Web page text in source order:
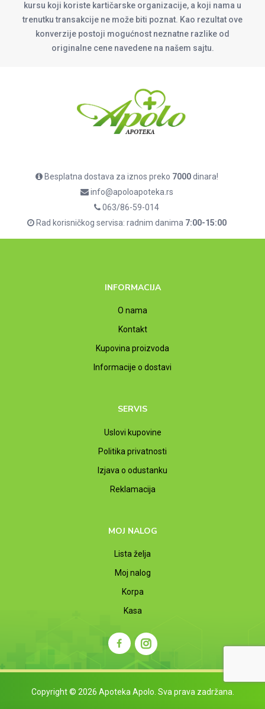
kursu koji koriste kartičarske organizacije, a koji nama u
trenutku transakcije ne može biti poznat. Kao rezultat ove
konverzije postoji mogućnost neznatne razlike od
originalne cene navedene na našem sajtu.
Besplatna dostava za iznos preko 7000dinara!
info@apoloapoteka.rs
063/86-59-014
Rad korisničkog servisa: radnim danima 7:00-15:00
INFORMACIJA
O nama
Kontakt
Kupovina proizvoda
Informacije o dostavi
SERVIS
Uslovi kupovine
Politika privatnosti
Izjava o odustanku
Reklamacija
MOJ NALOG
Lista želja
Moj nalog
Korpa
Kasa
Copyright © 2026 Apoteka Apolo. Sva prava zadržana.